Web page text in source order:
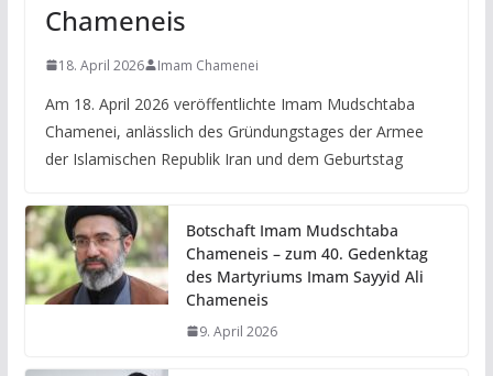
Chameneis
18. April 2026 Imam Chamenei
Am 18. April 2026 veröffentlichte Imam Mudschtaba
Chamenei, anlässlich des Gründungstages der Armee
der Islamischen Republik Iran und dem Geburtstag
Botschaft Imam Mudschtaba
Chameneis – zum 40. Gedenktag
des Martyriums Imam Sayyid Ali
Chameneis
9. April 2026